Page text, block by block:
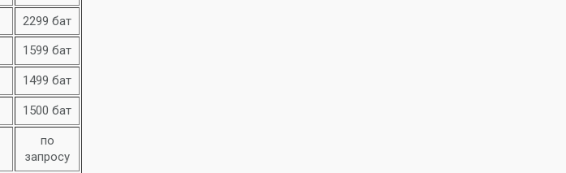
2299 бат
1599 бат
1499 бат
1500 бат
по
запросу